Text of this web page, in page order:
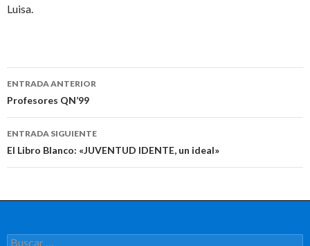
Luisa.
Navegación
de
entradas
ENTRADA ANTERIOR
Profesores QN’99
ENTRADA SIGUIENTE
El Libro Blanco: «JUVENTUD IDENTE, un ideal»
Buscar: